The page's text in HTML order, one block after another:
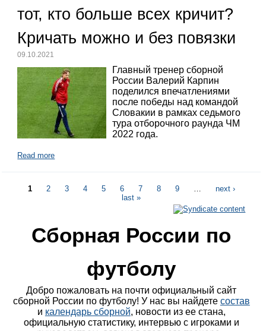
тот, кто больше всех кричит?
Кричать можно и без повязки
09.10.2021
Главный тренер сборной
России Валерий Карпин
поделился впечатлениями
после победы над командой
Словакии в рамках седьмого
тура отборочного раунда ЧМ
2022 года.
Read more
1 2 3 4 5 6 7 8 9
next ›
last »
Сборная России по
футболу
Добро пожаловать на почти официальный сайт
сборной России по футболу! У нас вы найдете состав
и календарь сборной, новости из ее стана,
официальную статистику, интервью с игроками и